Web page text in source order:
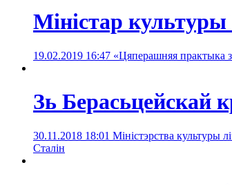
Міністар культуры
19.02.2019 16:47 «Цяперашняя практыка
Зь Берасьцейскай
30.11.2018 18:01 Міністэрства культуры
Сталін